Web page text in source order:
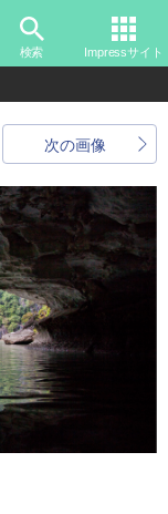
検索 Impressサイト
次の画像